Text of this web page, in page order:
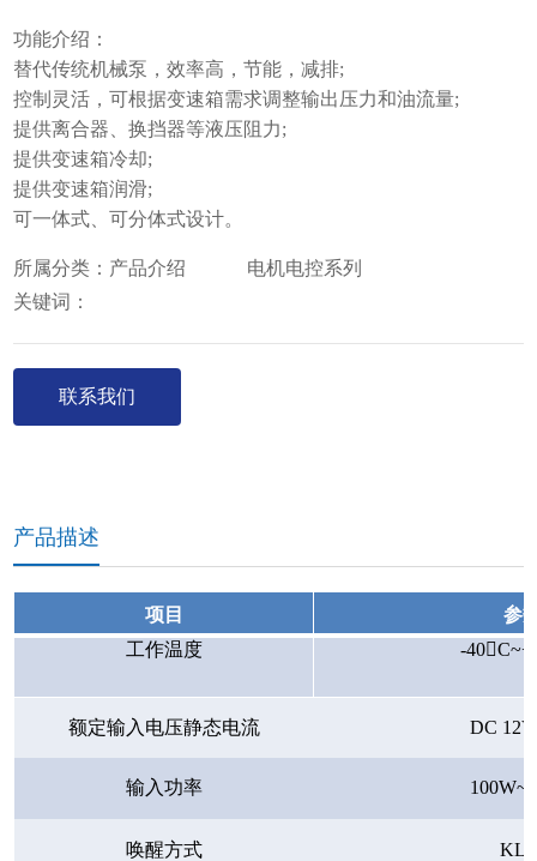
功能介绍：
替代传统机械泵，效率高，节能，减排;
控制灵活，可根据变速箱需求调整输出压力和油流量;
提供离合器、换挡器等液压阻力;
提供变速箱冷却;
提供变速箱润滑;
可一体式、可分体式设计。
所属分类： 产品介绍
电机电控系列
关键词：
联系我们
产品描述
项目
参
工作温度
-
额定输入电压静态电流 DC
输入功率
唤醒方式